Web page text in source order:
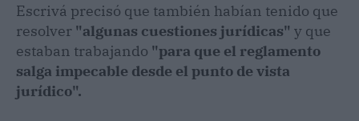
Escrivá precisó que también habían tenido que
resolver "algunas cuestiones jurídicas" y que
estaban trabajando "para que el reglamento
salga impecable desde el punto de vista
jurídico".